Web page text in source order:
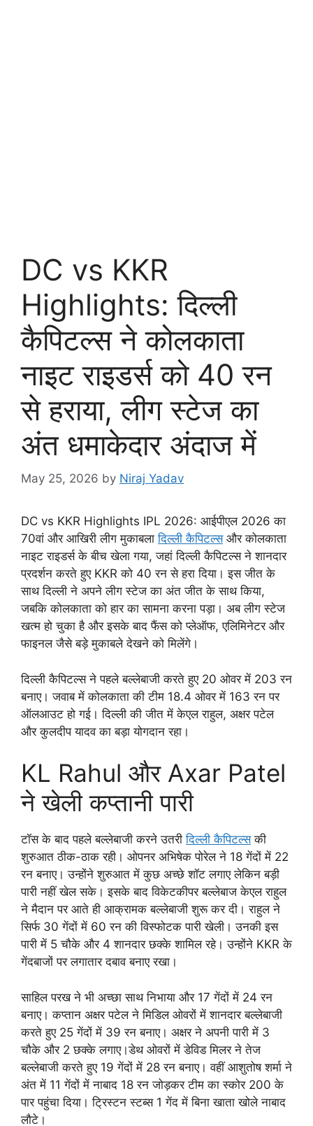
DC vs KKR
Highlights: दिल्ली
कैपिटल्स ने कोलकाता
नाइट राइडर्स को 40 रन
से हराया, लीग स्टेज का
अंत धमाकेदार अंदाज में
May 25, 2026 by Niraj Yadav
DC vs KKR Highlights IPL 2026: आईपीएल 2026 का
70वां और आखिरी लीग मुकाबलादिल्ली कैपिटल्सऔर कोलकाता
नाइट राइडर्स के बीच खेला गया, जहां दिल्ली कैपिटल्स ने शानदार
प्रदर्शन करते हुए KKR को 40 रन से हरा दिया। इस जीत के
साथ दिल्ली ने अपने लीग स्टेज का अंत जीत के साथ किया,
जबकि कोलकाता को हार का सामना करना पड़ा। अब लीग स्टेज
खत्म हो चुका है और इसके बाद फैंस को प्लेऑफ, एलिमिनेटर और
फाइनल जैसे बड़े मुकाबले देखने को मिलेंगे।
दिल्ली कैपिटल्स ने पहले बल्लेबाजी करते हुए 20 ओवर में 203 रन
बनाए। जवाब में कोलकाता की टीम 18.4 ओवर में 163 रन पर
ऑलआउट हो गई। दिल्ली की जीत में केएल राहुल, अक्षर पटेल
और कुलदीप यादव का बड़ा योगदान रहा।
KL Rahul और Axar Patel
ने खेली कप्तानी पारी
टॉस के बाद पहले बल्लेबाजी करने उतरीदिल्ली कैपिटल्सकी
शुरुआत ठीक-ठाक रही। ओपनर अभिषेक पोरेल ने 18 गेंदों में 22
रन बनाए। उन्होंने शुरुआत में कुछ अच्छे शॉट लगाए लेकिन बड़ी
पारी नहीं खेल सके। इसके बाद विकेटकीपर बल्लेबाज केएल राहुल
ने मैदान पर आते ही आक्रामक बल्लेबाजी शुरू कर दी। राहुल ने
सिर्फ 30 गेंदों में 60 रन की विस्फोटक पारी खेली। उनकी इस
पारी में 5 चौके और 4 शानदार छक्के शामिल रहे। उन्होंने KKR के
गेंदबाजों पर लगातार दबाव बनाए रखा।
साहिल परख ने भी अच्छा साथ निभाया और 17 गेंदों में 24 रन
बनाए। कप्तान अक्षर पटेल ने मिडिल ओवरों में शानदार बल्लेबाजी
करते हुए 25 गेंदों में 39 रन बनाए। अक्षर ने अपनी पारी में 3
चौके और 2 छक्के लगाए।डेथ ओवरों में डेविड मिलर ने तेज
बल्लेबाजी करते हुए 19 गेंदों में 28 रन बनाए। वहीं आशुतोष शर्मा ने
अंत में 11 गेंदों में नाबाद 18 रन जोड़कर टीम का स्कोर 200 के
पार पहुंचा दिया। ट्रिस्टन स्टब्स 1 गेंद में बिना खाता खोले नाबाद
लौटे।